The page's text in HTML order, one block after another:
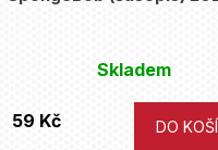
Skladem
59 Kč DO